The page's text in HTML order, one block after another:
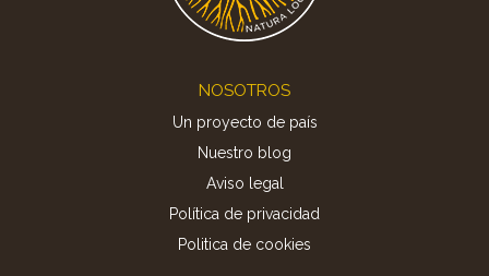
NOSOTROS
Un proyecto de país
Nuestro blog
Aviso legal
Política de privacidad
Politica de cookies